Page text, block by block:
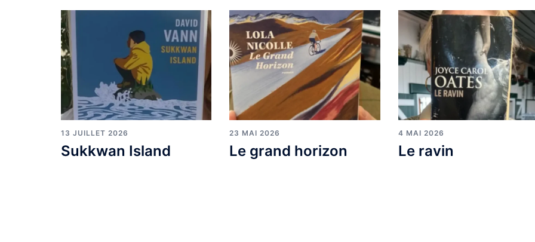
13 JUILLET 2026
Sukkwan Island
23 MAI 2026
Le grand horizon
4 MAI 2026
Le ravin